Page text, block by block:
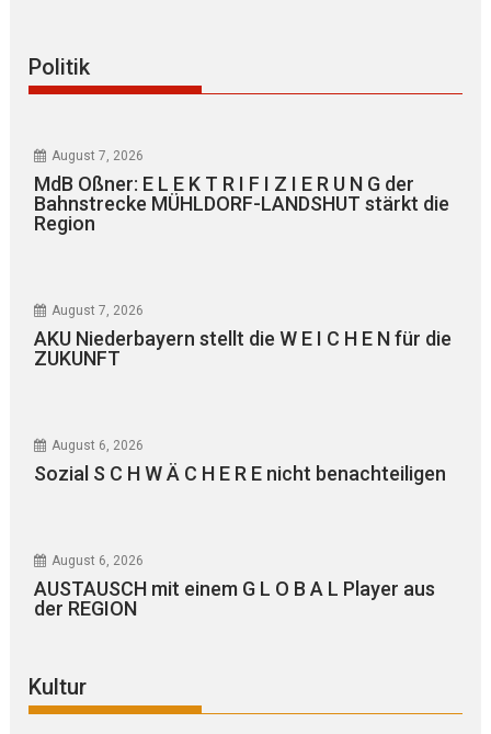
Politik
August 7, 2026
MdB Oßner: E L E K T R I F I Z I E R U N G der
Bahnstrecke MÜHLDORF-LANDSHUT stärkt die
Region
August 7, 2026
AKU Niederbayern stellt die W E I C H E N für die
ZUKUNFT
August 6, 2026
Sozial S C H W Ä C H E R E nicht benachteiligen
August 6, 2026
AUSTAUSCH mit einem G L O B A L Player aus
der REGION
Kultur